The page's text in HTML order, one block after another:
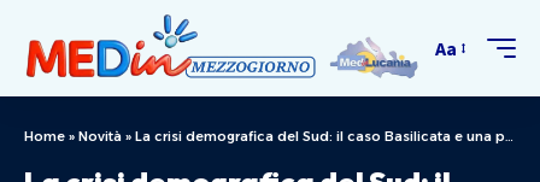
Aa
Home » Novità » La crisi demografica del Sud: il caso Basilicata e una possibile soluzione di Gerardo Lisco